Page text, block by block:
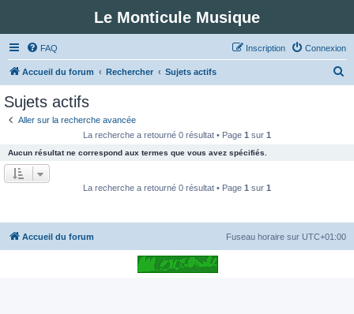
Le Monticule Musique
FAQ Connexion
Inscription
Accueil du forum Rechercher Sujets actifs
e
r
Sujets actifs
Aller sur la recherche avancée
La recherche a retourné 0 résultat • Page 1 sur 1
Aucun résultat ne correspond aux termes que vous avez spécifiés.
La recherche a retourné 0 résultat • Page 1 sur 1
Accueil du forum Fuseau horaire sur UTC+01:00